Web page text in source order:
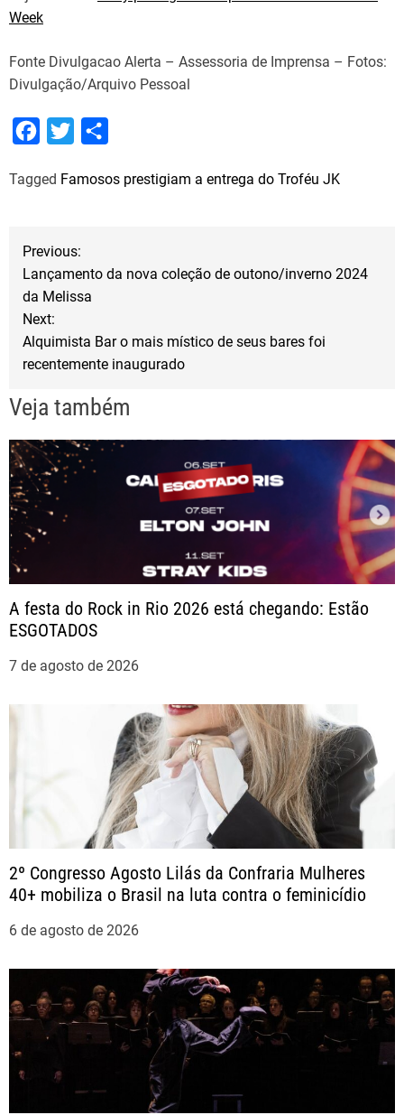
Week
Fonte Divulgacao Alerta – Assessoria de Imprensa – Fotos:
Divulgação/Arquivo Pessoal
c
o
k
i
r
a
Tagged Famosos prestigiam a entrega do Troféu JK
N
g
a
ç
ã
o
d
e
P
t
Previous:
Lançamento da nova coleção de outono/inverno 2024
da Melissa
Next:
Alquimista Bar o mais místico de seus bares foi
recentemente inaugurado
Veja também
A festa do Rock in Rio 2026 está chegando: Estão
ESGOTADOS
7 de agosto de 2026
2º Congresso Agosto Lilás da Confraria Mulheres
40+ mobiliza o Brasil na luta contra o feminicídio
6 de agosto de 2026